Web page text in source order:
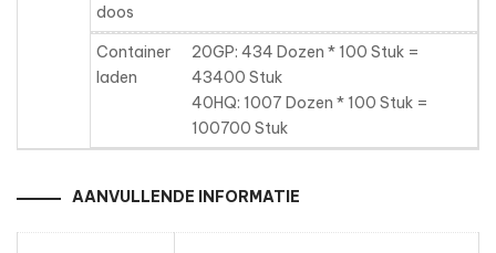
doos
Container
laden
20GP: 434 Dozen * 100 Stuk =
43400 Stuk
40HQ: 1007 Dozen * 100 Stuk =
100700 Stuk
AANVULLENDE INFORMATIE